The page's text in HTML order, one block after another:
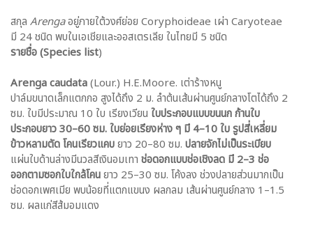
สกุล Arengaอยู่ภายใต้วงศ์ย่อย Coryphoideae เผ่า Caryoteae
มี 24 ชนิด พบในเอเชียและออสเตรเลีย ในไทยมี 5 ชนิด
รายชื่อ (Species list)
Arenga caudata(Lour.) H.E.Moore. เต่าร้างหนู
ปาล์มขนาดเล็กแตกกอ สูงได้ถึง 2 ม. ลำต้นเส้นผ่านศูนย์กลางโตได้ถึง 2
ซม. ใบมีประมาณ 10 ใบ เรียงเวียน ใบประกอบแบบขนนก ก้านใบ
ประกอบยาว 30–60 ซม. ใบย่อยเรียงห่าง ๆ มี 4–10 ใบ รูปสี่เหลี่ยม
ข้าวหลามตัด โคนเรียวแคบยาว 20–80 ซม. ปลายจักไม่เป็นระเบียบ
แผ่นใบด้านล่างมีนวลสีเงินอมเทา ช่อดอกแบบช่อเชิงลด มี 2–3 ช่อ
ออกตามซอกใบใกล้โคนยาว 25–30 ซม. โค้งลง ช่วงปลายส่วนมากเป็น
ช่อดอกเพศเมีย พบน้อยที่แตกแขนง ผลกลม เส้นผ่านศูนย์กลาง 1–1.5
ซม. ผลแก่สีส้มอมแดง